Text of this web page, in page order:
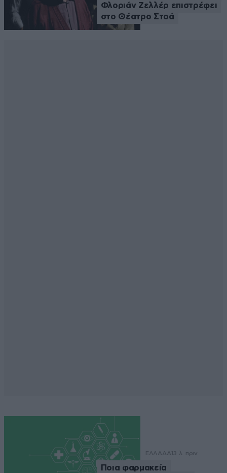
Φλοριάν Ζελλέρ επιστρέφει
στο Θέατρο Στοά
ΕΛΛΑΔΑ 13 λ. πριν
Ποια φαρμακεία